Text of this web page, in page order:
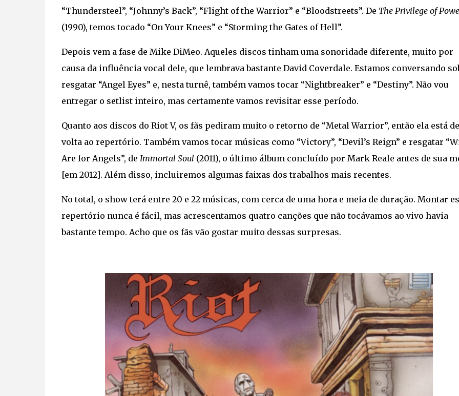
“Thundersteel”, “Johnny’s Back”, “Flight of the Warrior” e “Bloodstreets”. De The Privilege of
(1990), temos tocado “On Your Knees” e “Storming the Gates of Hell”.
Depois vem a fase de Mike DiMeo. Aqueles discos tinham uma sonoridade diferente, muito por
causa da influência vocal dele, que lembrava bastante David Coverdale. Estamos conversando
resgatar “Angel Eyes” e, nesta turnê, também vamos tocar “Nightbreaker” e “Destiny”. Não vou
entregar o setlist inteiro, mas certamente vamos revisitar esse período.
Quanto aos discos do Riot V, os fãs pediram muito o retorno de “Metal Warrior”, então ela está de
volta ao repertório. Também vamos tocar músicas como “Victory”, “Devil’s Reign” e resgatar
Are for Angels”, de Immortal Soul(2011), o último álbum concluído por Mark Reale antes de sua
[em 2012]. Além disso, incluiremos algumas faixas dos trabalhos mais recentes.
No total, o show terá entre 20 e 22 músicas, com cerca de uma hora e meia de duração. Montar
repertório nunca é fácil, mas acrescentamos quatro canções que não tocávamos ao vivo havia
bastante tempo. Acho que os fãs vão gostar muito dessas surpresas.